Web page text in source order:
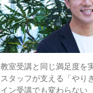
教室受講と同じ満足度を
スタッフが支える「やり
イン受講でも変わらない